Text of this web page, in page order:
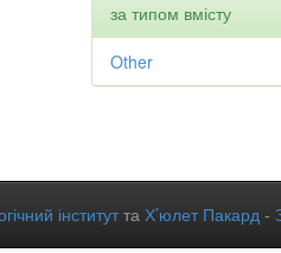
за типом вмісту
Other
інститутта Х’юлет Пакард -